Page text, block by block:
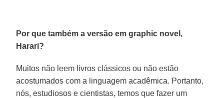
Por que também a versão em graphic novel,
Harari?
Muitos não leem livros clássicos ou não estão
acostumados com a linguagem acadêmica. Portanto,
nós, estudiosos e cientistas, temos que fazer um